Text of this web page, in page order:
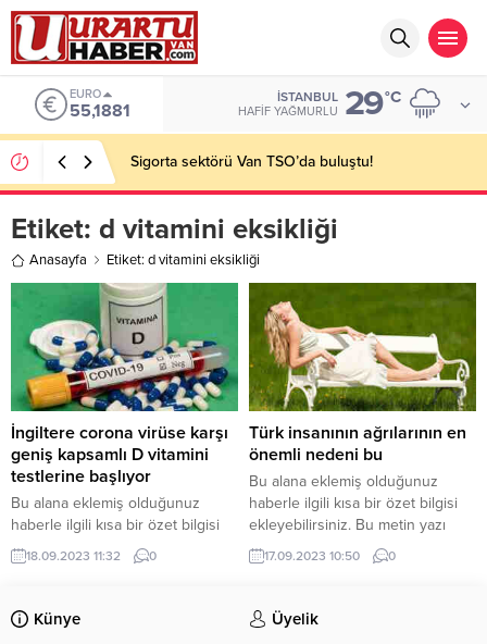
EURO
55,1881
İSTANBUL
HAFIF YAĞMURLU 29°C
Sigorta sektörü Van TSO’da buluştu!
Etiket: d vitamini eksikliği
Anasayfa Etiket: d vitamini eksikliği
İngiltere corona virüse karşı
geniş kapsamlı D vitamini
testlerine başlıyor
Bu alana eklemiş olduğunuz
haberle ilgili kısa bir özet bilgisi
ekleyebilirsiniz. Bu metin yazı
düzenleme sayfasında “Özet”
eklenmişse başlık altında kalın
olarak bu şekilde gösterilir,
18.09.2023 11:32 0
Türk insanının ağrılarının en
önemli nedeni bu
Bu alana eklemiş olduğunuz
haberle ilgili kısa bir özet bilgisi
ekleyebilirsiniz. Bu metin yazı
düzenleme sayfasında “Özet”
bölümünden eklenebilir. Özet
olarak bu şekilde gösterilir,
eklenmemişse bu alan boş kalır.
17.09.2023 10:50 0
Künye Üyelik